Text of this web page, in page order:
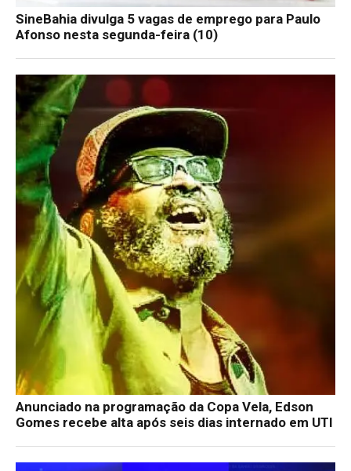
SineBahia divulga 5 vagas de emprego para Paulo
Afonso nesta segunda-feira (10)
Anunciado na programação da Copa Vela, Edson
Gomes recebe alta após seis dias internado em UTI